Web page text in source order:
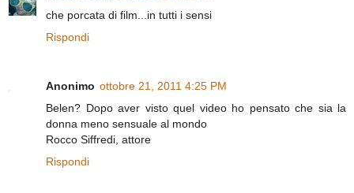
che porcata di film...in tutti i sensi
Rispondi
Anonimo ottobre 21, 2011 4:25 PM
Belen? Dopo aver visto quel video ho pensato che sia la
donna meno sensuale al mondo
Rocco Siffredi, attore
Rispondi